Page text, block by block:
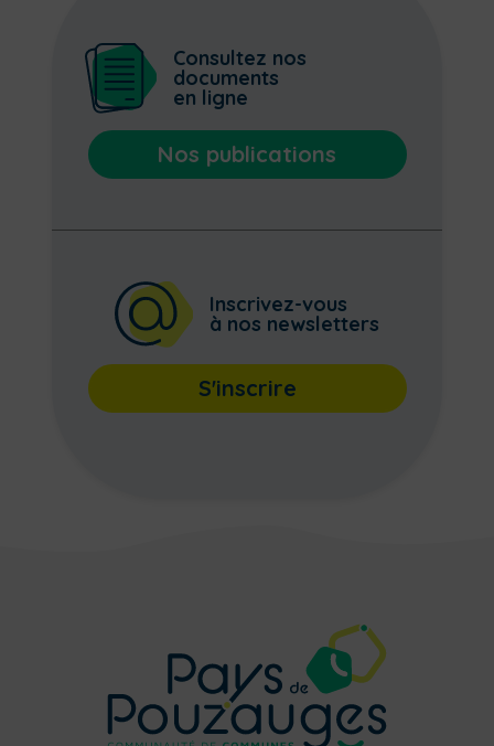
Consultez nos
documents
en ligne
Nos publications
Inscrivez-vous
à nos newsletters
S'inscrire